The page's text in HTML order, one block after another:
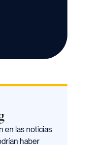
en las noticias
haber